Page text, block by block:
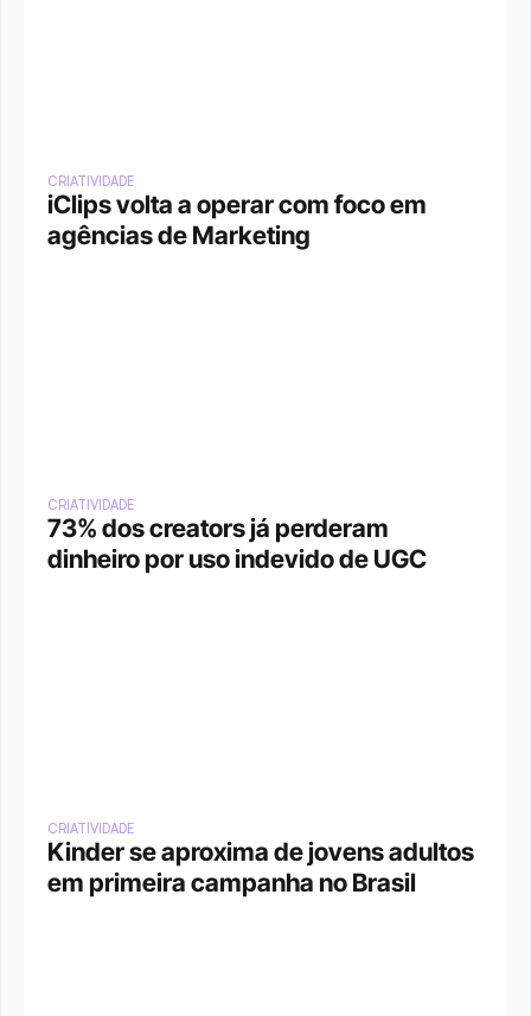
CRIATIVIDADE
iClips volta a operar com foco em
agências de Marketing
CRIATIVIDADE
73% dos creators já perderam
dinheiro por uso indevido de UGC
CRIATIVIDADE
Kinder se aproxima de jovens adultos
em primeira campanha no Brasil